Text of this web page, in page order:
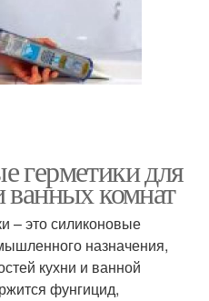
герметики для
комнат
– это силиконовые
назначения,
кухни и ванной
фунгицид,